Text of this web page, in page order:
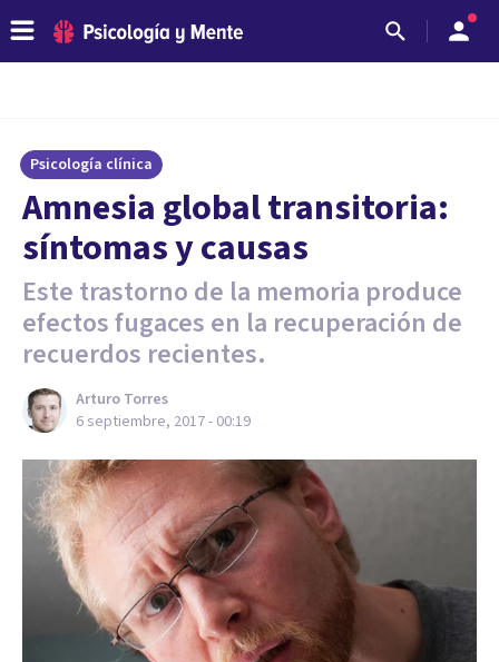
Psicología clínica
Amnesia global transitoria:
síntomas y causas
Este trastorno de la memoria produce
efectos fugaces en la recuperación de
recuerdos recientes.
Arturo Torres
6 septiembre, 2017 - 00:19